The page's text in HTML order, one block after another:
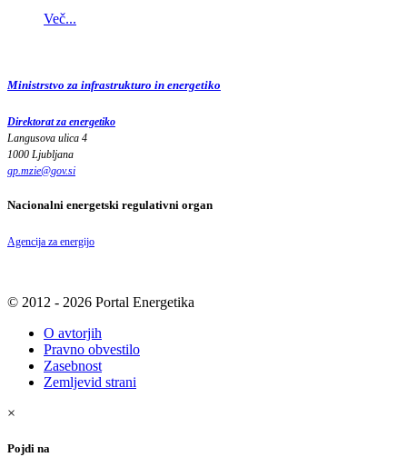
Več...
Ministrstvo za infrastrukturo in energetiko
Direktorat za energetiko
Langusova ulica 4
1000 Ljubljana
gp.mzie@gov.si
Nacionalni energetski regulativni organ
Agencija za energijo
© 2012 - 2026 Portal Energetika
O avtorjih
Pravno obvestilo
Zasebnost
Zemljevid strani
×
Pojdi na